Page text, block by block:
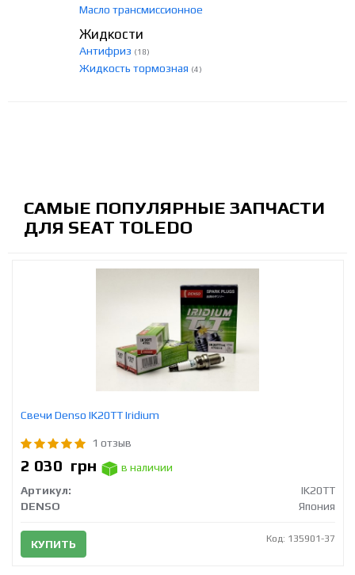
Масло трансмиссионное
Жидкости
Антифриз (18)
Жидкость тормозная (4)
САМЫЕ ПОПУЛЯРНЫЕ ЗАПЧАСТИ
ДЛЯ SEAT TOLEDO
Свечи Densо IK20TT Iridium
1 отзыв
2 030 грн
в наличии
Артикул:
IK20TT
DENSO
Япония
КУПИТЬ Код: 135901-37